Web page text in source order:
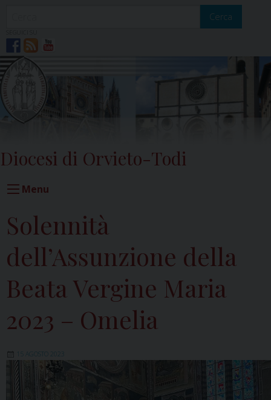
Cerca
Diocesi di Orvieto-Todi
Menu
Solennità
dell’Assunzione della
Beata Vergine Maria
2023 – Omelia
15 AGOSTO 2023